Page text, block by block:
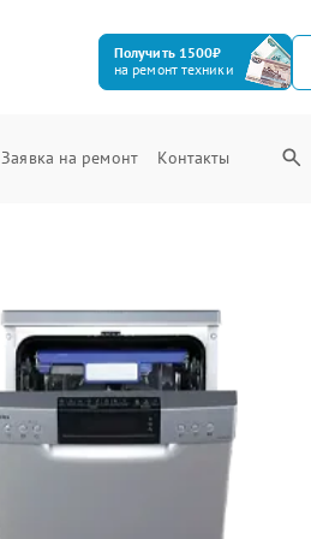
Получить 1500₽
на ремонт техники
Заявка на ремонт Контакты